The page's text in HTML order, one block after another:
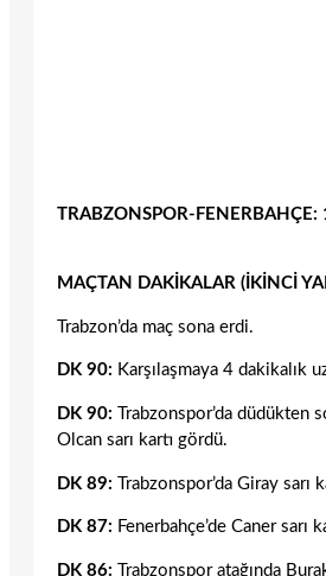
TRABZONSPOR-FENERBAHÇE:
MAÇTAN DAKİKALAR (İKİNCİ
Trabzon’da maç sona erdi.
DK 90: Karşılaşmaya 4 dakikalık
DK 90: Trabzonspor’da düdükten
Olcan sarı kartı gördü.
DK 89: Trabzonspor’da Giray sarı
DK 87: Fenerbahçe’de Caner sarı
DK 86: Trabzonspor atağında